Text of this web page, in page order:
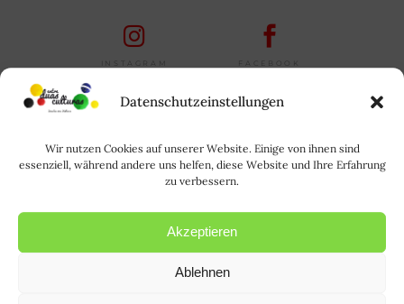
Datenschutzeinstellungen
Wir nutzen Cookies auf unserer Website. Einige von ihnen sind
essenziell, während andere uns helfen, diese Website und Ihre Erfahrung
zu verbessern.
Akzeptieren
Ablehnen
INSTAGRAM FACEBOOK
ALEMANHA(64) ALEMÃO(21)
ALLTAGSLEBEN IN BRASILIEN
APRENDER ALEMÃO(14) BAVIERA(4)